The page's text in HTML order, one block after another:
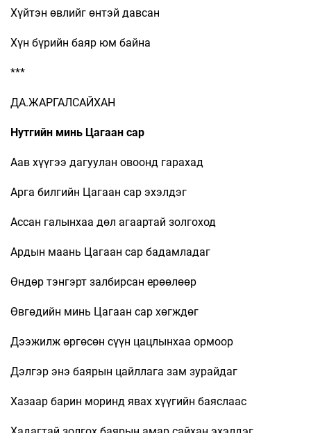
Хүйтэн өвлийг өнтэй давсан
Хүн бүрийн баяр юм байна
***
ДА.ЖАРГАЛСАЙХАН
Нутгийн минь Цагаан сар
Аав хүүгээ дагуулан овоонд гарахад
Арга билгийн Цагаан сар эхэлдэг
Ассан галынхаа дөл агаартай золгоход
Ардын маань Цагаан сар бадамладаг
Өндөр тэнгэрт залбирсан ерөөлөөр
Өвгөдийн минь Цагаан сар хөгждөг
Дээжилж өргөсөн сүүн цацлынхаа ормоор
Дэлгэр энэ баярын цайллага зам зурайдаг
Хазаар барин моринд явах хүүгийн баяслаас